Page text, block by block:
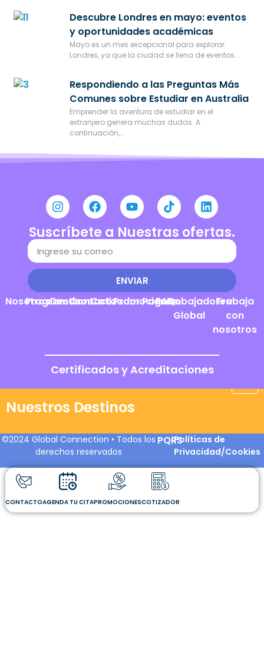
Descubre Londres en mayo: eventos
y oportunidades académicas
Mayo es un mes excepcional para explorar
Londres, ya que la ciudad se llena de eventos...
Respondiendo a las Preguntas Más
Comunes sobre Estudiar en Australia
Emprender la aventura de estudiar en el
extranjero genera muchas dudas. A
continuación,...
Suscríbete a Nuestras ofertas.
ENVIAR
Nosotros
Programas
Destinos
Contacto
Cotizador
Promociones
Pagos
FAQs
Embajadores
Global
Trabaja
con
nosotros
Certificados y Acreditaciones
Nuestros Destinos
©2024 Global Connection • Todos los
derechos reservados
PQRSPolíticas de
Privacidad/Cookies
CONTACTOAGENDA TU CITAPROMOCIONESCOTIZADOR